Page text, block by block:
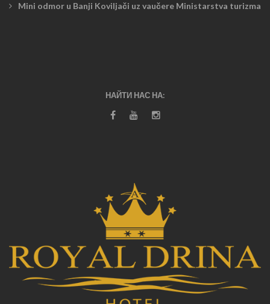
Mini odmor u Banji Koviljači uz vaučere Ministarstva turizma
НАЙТИ НАС НА: